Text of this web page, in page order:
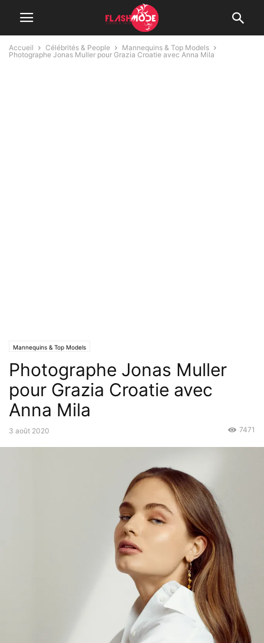
Accueil Célébrités & People
Mannequins & Top Models
Photographe Jonas Muller pour Grazia Croatie avec Anna Mila
Mannequins & Top Models
Photographe Jonas Muller
pour Grazia Croatie avec
Anna Mila
3 août 2020 7471